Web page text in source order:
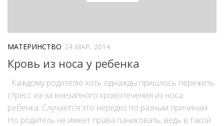
МАТЕРИНСТВО 24 МАР, 2014
Кровь из носа у ребенка
Каждому родителю хоть однажды пришлось пережить
стресс из-за внезапного кровотечения из носа
ребенка. Случается это нередко по разным причинам.
Но родитель не имеет права паниковать, ведь в такой